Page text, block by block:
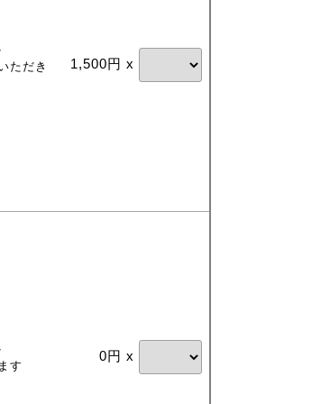
ただき
1,500円 x
す
0円 x